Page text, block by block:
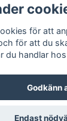
för att
för att du
du handlar
Godkänn
Endast